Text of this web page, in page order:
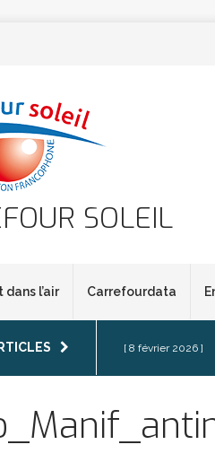
SOLEIL
dans l’air Carrefourdata
[ 8 février 2026 ]